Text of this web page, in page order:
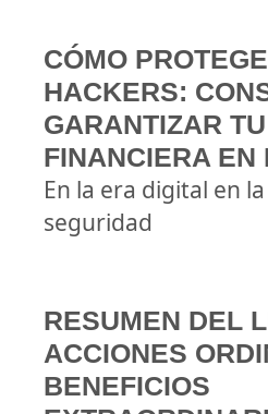
CÓMO
HACKERS:
GARANTIZAR
FINANCIERA EN
En la era digital en
seguridad
RESUMEN DEL
ACCIONES
BENEFICIOS